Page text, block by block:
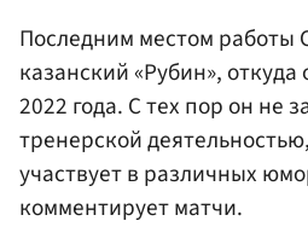
Последним местом работы
казанский «Рубин»,
2022 года. С тех пор он не
тренерской
участвует в различных
комментирует матчи.